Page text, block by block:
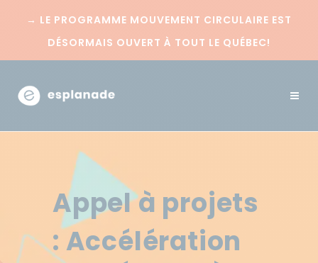
→ LE PROGRAMME MOUVEMENT CIRCULAIRE EST
DÉSORMAIS OUVERT À TOUT LE QUÉBEC!
Appel à projets
: Accélération